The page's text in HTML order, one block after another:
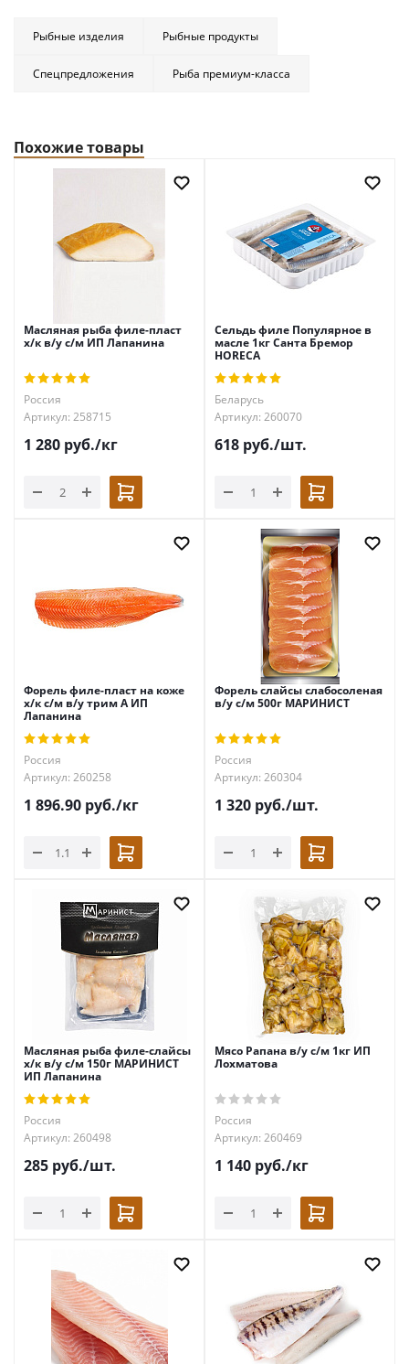
Рыбные изделия Рыбные продукты
Спецпредложения Рыба премиум-класса
Похожие товары
Масляная рыба филе-пласт
х/к в/у с/м ИП Лапанина
Россия
Артикул: 258715
1 280 руб./кг
Сельдь филе Популярное в
масле 1кг Санта Бремор
HORECA
Беларусь
Артикул: 260070
618 руб./шт.
Форель филе-пласт на коже
х/к с/м в/у трим А ИП
Лапанина
Россия
Артикул: 260258
1 896.90 руб./кг
Форель слайсы слабосоленая
в/у с/м 500г МАРИНИСТ
Россия
Артикул: 260304
1 320 руб./шт.
Масляная рыба филе-слайсы
х/к в/у с/м 150г МАРИНИСТ
ИП Лапанина
Россия
Артикул: 260498
285 руб./шт.
Мясо Рапана в/у с/м 1кг ИП
Лохматова
Россия
Артикул: 260469
1 140 руб./кг